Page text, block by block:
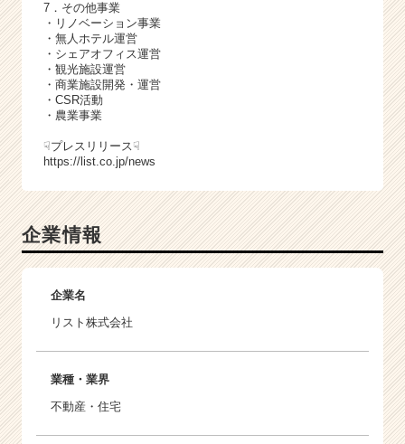
7．その他事業
・リノベーション事業
・無人ホテル運営
・シェアオフィス運営
・観光施設運営
・商業施設開発・運営
・CSR活動
・農業事業
☟プレスリリース☟
https://list.co.jp/news
企業情報
企業名
リスト株式会社
業種・業界
不動産・住宅